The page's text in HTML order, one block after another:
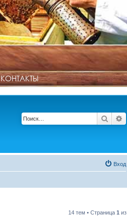
КОНТАКТЫ
Поиск
Вход
14 тем • Страница 1 из